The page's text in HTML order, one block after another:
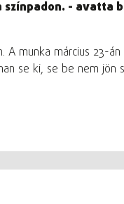
- avatta
A munka március
se ki, se be nem